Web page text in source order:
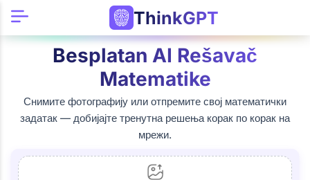
ThinkGPT
Besplatan AI Rešavač
Matematike
Снимите фотографију или отпремите свој математички
задатак — добијајте тренутна решења корак по корак на
мрежи.